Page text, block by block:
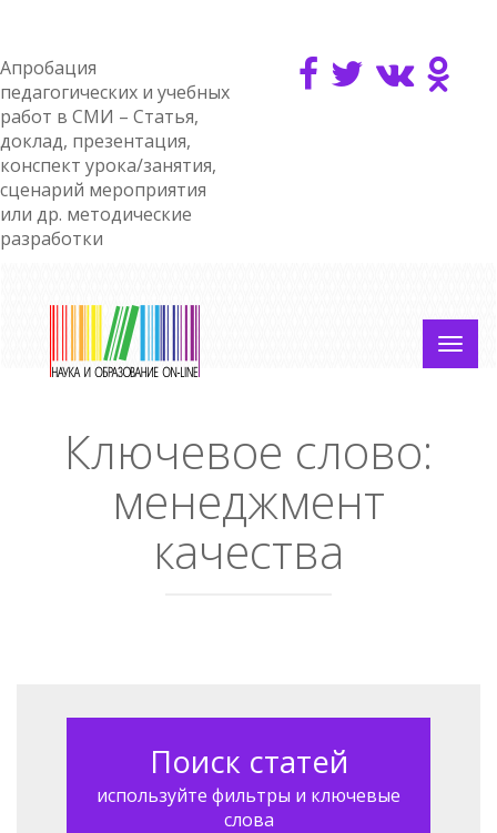
Апробация
педагогических и учебных
работ в СМИ – Статья,
доклад, презентация,
конспект урока/занятия,
сценарий мероприятия
или др. методические
разработки
Ключевое слово:
менеджмент
качества
Поиск статей
используйте фильтры и ключевые
слова